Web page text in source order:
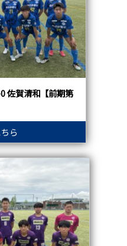
佐賀清和【前期第
ら